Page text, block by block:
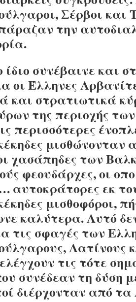
Σέρβοι και
την
συνέβαινε και
οι Έλληνες
και στρατιωτικά
της περιοχής
περισσότερες
μισθώνονταν
χασάπηδες των
φεουδάρχες, οι
αυτοκράτορες εκ
μισθοφόροι,
καλύτερα. Αυτό
τις σφαγές των
Λατίνους
τις τότε
συνέδεαν τη δύση
διέρχονταν από